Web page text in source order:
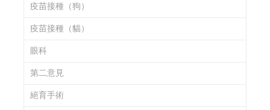
疫苗接種（狗）
疫苗接種（貓）
眼科
第二意見
絕育手術